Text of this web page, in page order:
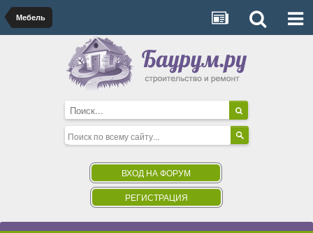
Мебель
ВХОД НА ФОРУМ
РЕГИСТРАЦИЯ